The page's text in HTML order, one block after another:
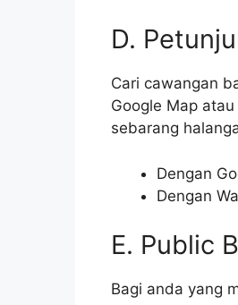
D.
Cari cawangan
Google Map
sebarang
Dengan
Dengan
E. Public
Bagi anda yang